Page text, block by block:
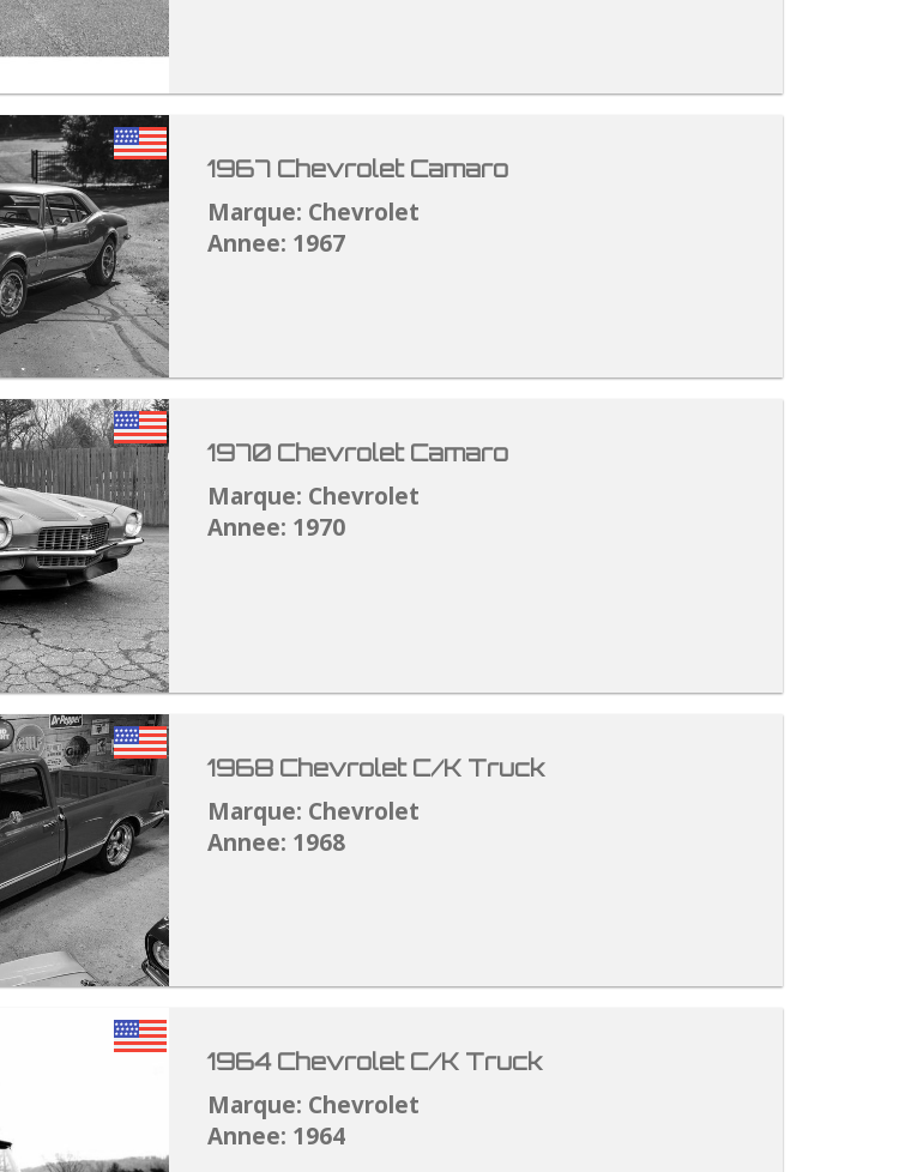
1967 Chevrolet Camaro
Marque: Chevrolet
Annee: 1967
1970 Chevrolet Camaro
Marque: Chevrolet
Annee: 1970
1968 Chevrolet C/K Truck
Marque: Chevrolet
Annee: 1968
1964 Chevrolet C/K Truck
Marque: Chevrolet
Annee: 1964